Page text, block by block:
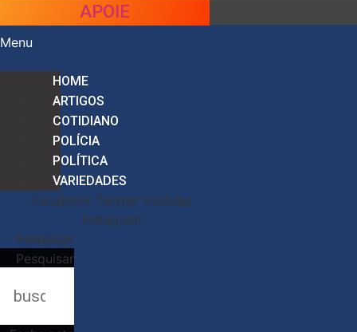
APOIE
Menu
HOME
ARTIGOS
COTIDIANO
POLÍCIA
POLÍTICA
VARIEDADES
Facebook Twitter Youtube
Instagram
Pesquisar
Pesquisar